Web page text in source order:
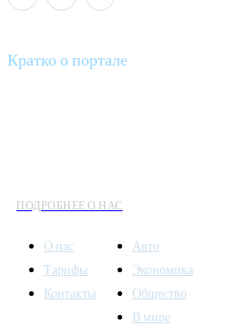
Кратко о портале
ПОДРОБНЕЕ О НАС
О нас
Тарифы
Контакты
Авто
Экономика
Общество
В мире